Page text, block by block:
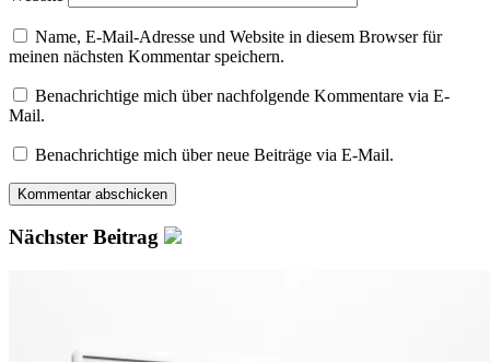
Name, E-Mail-Adresse und Website in diesem Browser für
meinen nächsten Kommentar speichern.
Benachrichtige mich über nachfolgende Kommentare via E-
Mail.
Benachrichtige mich über neue Beiträge via E-Mail.
Nächster Beitrag